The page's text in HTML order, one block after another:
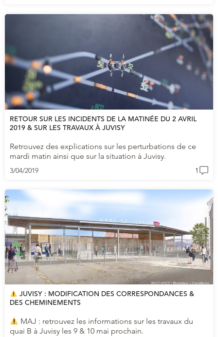
RETOUR SUR LES INCIDENTS DE LA MATINÉE DU 2 AVRIL
2019 & SUR LES TRAVAUX À JUVISY
Retrouvez des explications sur les perturbations de ce
mardi matin ainsi que sur la situation à Juvisy.
3/04/2019 1
JUVISY : MODIFICATION DES CORRESPONDANCES &
DES CHEMINEMENTS
MAJ : retrouvez les informations sur les travaux du
quai B à Juvisy les 9 & 10 mai prochain.